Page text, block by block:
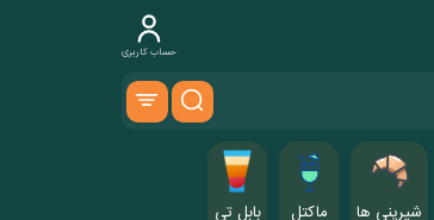
حساب کاربری
شیرینی ها ماکتل بابل تی